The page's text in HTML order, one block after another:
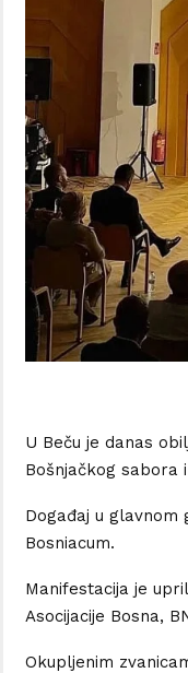
U Beču je danas
Bošnjačkog sabora
Događaj u glavnom
Bosniacum.
Manifestacija je
Asocijacije Bosna,
Okupljenim